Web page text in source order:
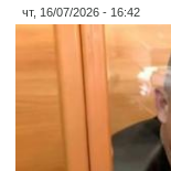
чт, 16/07/2026 - 16:42